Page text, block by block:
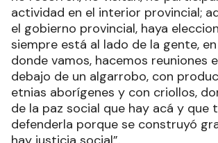
actividad en el interior provincial;
el gobierno provincial, haya
siempre está al lado de la gente,
donde vamos, hacemos reuniones
debajo de un algarrobo, con
etnias aborígenes y con criollos,
de la paz social que hay acá y que
defenderla porque se construyó